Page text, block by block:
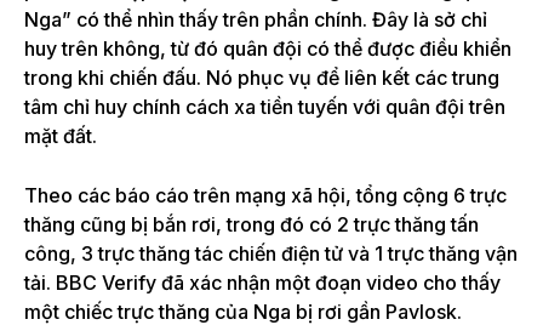
Nga” có thể nhìn thấy trên phần chính. Đây là sở chỉ
huy trên không, từ đó quân đội có thể được điều khiển
trong khi chiến đấu. Nó phục vụ để liên kết các trung
tâm chỉ huy chính cách xa tiền tuyến với quân đội trên
mặt đất.
Theo các báo cáo trên mạng xã hội, tổng cộng 6 trực
thăng cũng bị bắn rơi, trong đó có 2 trực thăng tấn
công, 3 trực thăng tác chiến điện tử và 1 trực thăng vận
tải. BBC Verify đã xác nhận một đoạn video cho thấy
một chiếc trực thăng của Nga bị rơi gần Pavlosk.